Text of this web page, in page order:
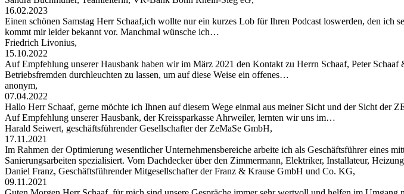
16.02.2023
Einen schönen Samstag Herr Schaaf,ich wollte nur ein kurzes Lob für Ihren Podcast loswerden, den ich
kommt mir leider bekannt vor. Manchmal wünsche ich…
Friedrich Livonius,
15.10.2022
Auf Empfehlung unserer Hausbank haben wir im März 2021 den Kontakt zu Herrn Schaaf, Peter
Betriebsfremden durchleuchten zu lassen, um auf diese Weise ein offenes…
anonym,
07.04.2022
Hallo Herr Schaaf, gerne möchte ich Ihnen auf diesem Wege einmal aus meiner Sicht und der Sicht
Auf Empfehlung unserer Hausbank, der Kreissparkasse Ahrweiler, lernten wir uns im…
Harald Seiwert, geschäftsführender Gesellschafter der ZeMaSe GmbH,
17.11.2021
Im Rahmen der Optimierung wesentlicher Unternehmensbereiche arbeite ich als Geschäftsführer eines
Sanierungsarbeiten spezialisiert. Vom Dachdecker über den Zimmermann, Elektriker, Installateur,
Daniel Franz, Geschäftsführender Mitgesellschafter der Franz & Krause GmbH und Co. KG,
09.11.2021